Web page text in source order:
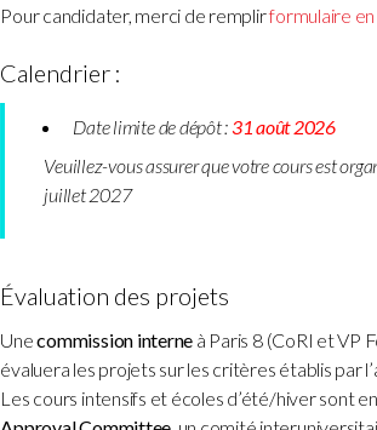
Pour candidater, merci de remplirformulaire en
Calendrier :
Date limite de dépôt :31 août 2026
Veuillez-vous assurer que votre cours est
juillet2027
Évaluation des projets
Unecommission interne à Paris 8 (CoRI et VP
évaluera les projets sur les critères établis par
Les cours intensifs et écoles d’été/hiver sont